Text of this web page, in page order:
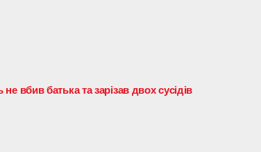
вбив батька та зарізав двох сусідів